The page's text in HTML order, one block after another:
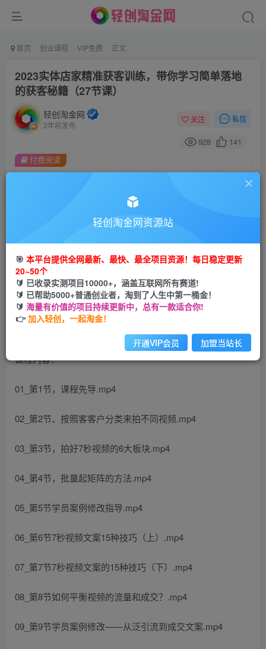
首页 创业课程 VIP免费 正文
2023实体店家精准获客训练，带你学习简单落地
的获客秘籍（27节课）
轻创淘金网
2年前发布
关注 私信
928 141
金币9.9金币99
立即购买
您当前未登录！建议登陆后购买，可保存购买订单
付费阅读
课程内容：
01_第1节，课程先导.mp4
02_第2节、按照客客户分类来拍不同视频.mp4
03_第3节，拍好7秒视频的6大板块.mp4
04_第4节，批量起矩阵的方法.mp4
05_第5节学员案例修改指导.mp4
06_第6节7秒视频文案15种技巧（上）.mp4
07_第7节7秒视频文案的15种技巧（下）.mp4
08_第8节如何平衡视频的流量和成交？.mp4
09_第9节学员案例修改——从泛引流到成交文案.mp4
轻创淘金网资源站
🎯 本平台提供全网最新、最快、最全项目资源！每日稳定更新
20~50个
🔰 已收录实测项目10000+，涵盖互联网所有赛道!
🔰 已帮助5000+普通创业者，淘到了人生中第一桶金！
🔰 海量有价值的项目持续更新中，总有一款适合你!
👉加入轻创，一起淘金！
开通VIP会员 加盟当站长